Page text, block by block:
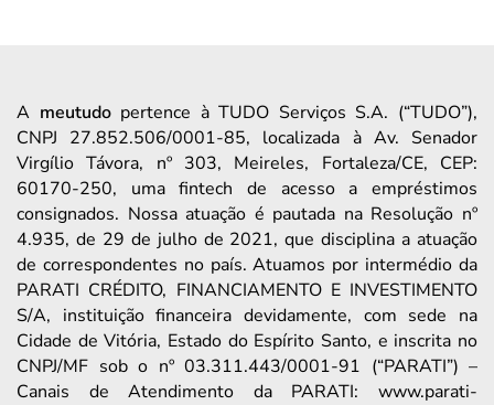
A meutudopertence à TUDO Serviços S.A. (“TUDO”),
CNPJ 27.852.506/0001-85, localizada à Av. Senador
Virgílio Távora, nº 303, Meireles, Fortaleza/CE, CEP:
60170-250, uma fintech de acesso a empréstimos
consignados. Nossa atuação é pautada na Resolução nº
4.935, de 29 de julho de 2021, que disciplina a atuação
de correspondentes no país. Atuamos por intermédio da
PARATI CRÉDITO, FINANCIAMENTO E INVESTIMENTO
S/A, instituição financeira devidamente, com sede na
Cidade de Vitória, Estado do Espírito Santo, e inscrita no
CNPJ/MF sob o nº 03.311.443/0001-91 (“PARATI”) –
Canais de Atendimento da PARATI: www.parati-